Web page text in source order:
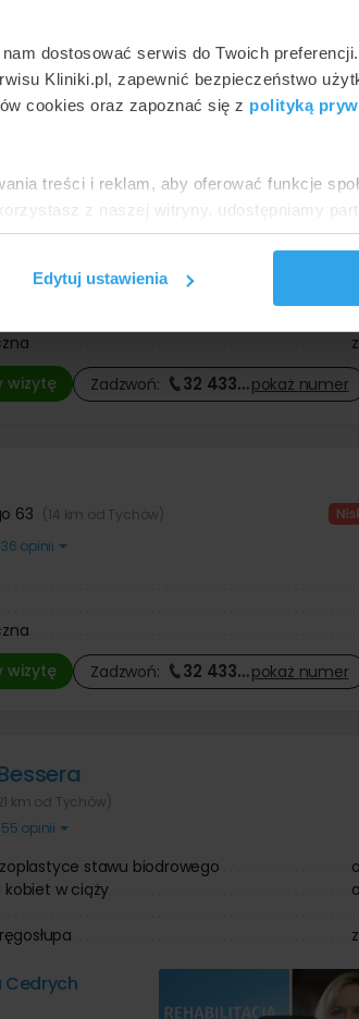
dostosować serwis do Twoich
Kliniki.pl, zapewnić bezpieczeństwo
cookies oraz zapoznać się z polityką
treści i reklam, aby oferować funkcje
z naszej witryny, udostępniamy
te informacje z innymi danymi
Edytuj ustawienia
32 433…pokażnumer
km od Tychów)
opinii
barku
stawu barkowo – ob...
wizytę Zadzwoń: 32 433…pokaż numer
63 (14 km od Tychów)
opinii
wizytę Zadzwoń: 32 433…pokaż numer
km od Tychów)
opinii
stawu biodrowego
kobiet w ciąży
Cedrych